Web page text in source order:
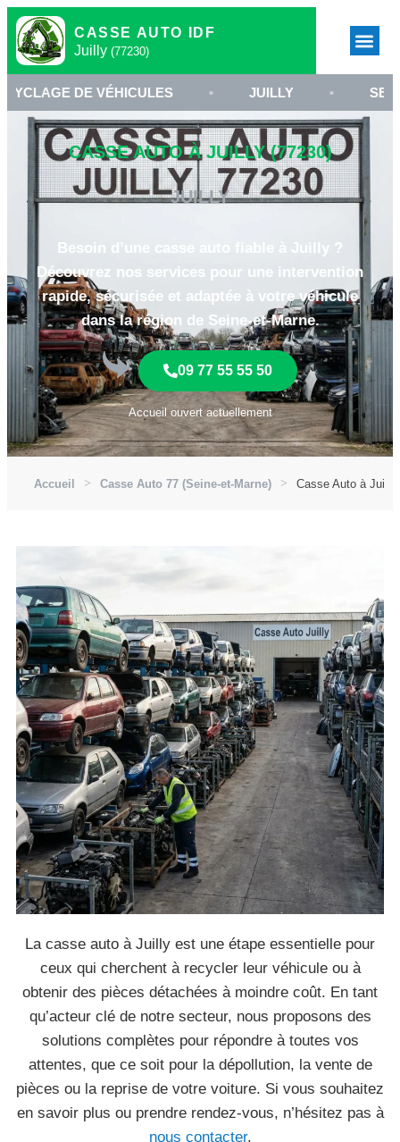
CASSE AUTO IDF
Juilly (77230)
DE VÉHICULES • JUILLY • SERVICE
CASSE AUTO À JUILLY (77230)
JUILLY
Besoin d’une casse auto fiable à Juilly ?
Découvrez nos services pour une intervention
rapide, sécurisée et adaptée à votre véhicule
dans la région de Seine-et-Marne.
09 77 55 55 50
Accueil ouvert actuellement
Accueil Casse Auto 77 (Seine-et-Marne) Casse Auto à Juilly
La casse auto à Juilly est une étape essentielle pour
ceux qui cherchent à recycler leur véhicule ou à
obtenir des pièces détachées à moindre coût. En tant
qu’acteur clé de notre secteur, nous proposons des
solutions complètes pour répondre à toutes vos
attentes, que ce soit pour la dépollution, la vente de
pièces ou la reprise de votre voiture. Si vous souhaitez
en savoir plus ou prendre rendez-vous, n’hésitez pas à
nous contacter.